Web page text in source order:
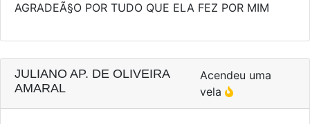
AGRADEÃ§O POR TUDO QUE ELA FEZ POR MIM
JULIANO AP. DE OLIVEIRA
AMARAL
Acendeu uma
vela